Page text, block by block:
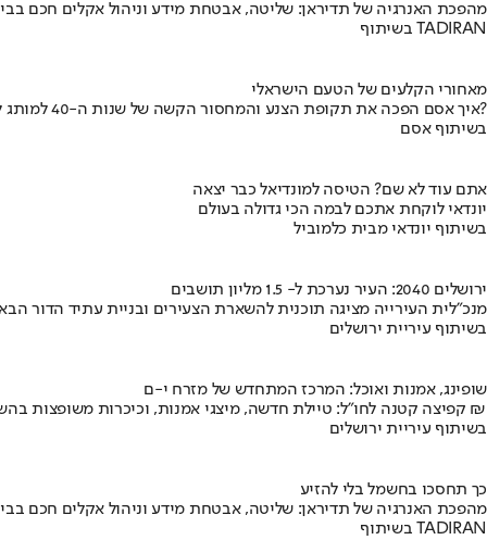
מהפכת האנרגיה של תדיראן: שליטה, אבטחת מידע וניהול אקלים חכם
בשיתוף TADIRAN
מאחורי הקלעים של הטעם הישראלי
איך אסם הפכה את תקופת הצנע והמחסור הקשה של שנות ה-40 למותג לאומי?
בשיתוף אסם
אתם עוד לא שם? הטיסה למונדיאל כבר יצאה
יונדאי לוקחת אתכם לבמה הכי גדולה בעולם
בשיתוף יונדאי מבית כלמוביל
ירושלים 2040: העיר נערכת ל- 1.5 מליון תושבים
מנכ"לית העירייה מציגה תוכנית להשארת הצעירים ובניית עתיד הדור
בשיתוף עיריית ירושלים
שופינג, אמנות ואוכל: המרכז המתחדש של מזרח י-ם
קפיצה קטנה לחו"ל: טיילת חדשה, מיצגי אמנות, וכיכרות משופצות בהשקעה של 100 מיליון ₪
בשיתוף עיריית ירושלים
כך תחסכו בחשמל בלי להזיע
מהפכת האנרגיה של תדיראן: שליטה, אבטחת מידע וניהול אקלים חכם
בשיתוף TADIRAN